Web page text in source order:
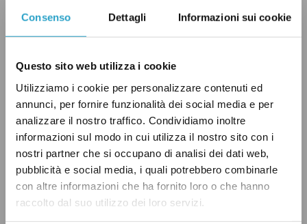
Consenso Dettagli Informazioni sui cookie
Questo sito web utilizza i cookie
Utilizziamo i cookie per personalizzare contenuti ed
annunci, per fornire funzionalità dei social media e per
analizzare il nostro traffico. Condividiamo inoltre
informazioni sul modo in cui utilizza il nostro sito con i
nostri partner che si occupano di analisi dei dati web,
pubblicità e social media, i quali potrebbero combinarle
con altre informazioni che ha fornito loro o che hanno
raccolto dal suo utilizzo dei loro servizi.
Le prime relazioni diplomatiche tra la
Repubblica italiana e la Repubblica d’India
1953 il primo ministro indiano Jawaharlal
Nehru visitò l’Italia, mentre nel febbraio del
1995 il presidente della Repubblica Oscar Luigi
Scalfarofu il primo capodi Stato italiano ad
andare in India. La visita di Scalfarofu seguita
a febbraio 2005 da quella di Carlo Azeglio
Ciampi. Nel febbraio del 2007, invece, Romano
Prodidivenneil primo presidente del Consiglio